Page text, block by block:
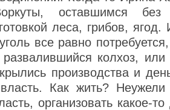
оставшимся без
леса, грибов,
все равно
колхоз, или
производства и
Как жить?
организовать какое-